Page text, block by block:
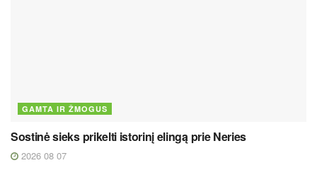
GAMTA IR ŽMOGUS
Sostinė sieks prikelti istorinį elingą prie Neries
2026 08 07